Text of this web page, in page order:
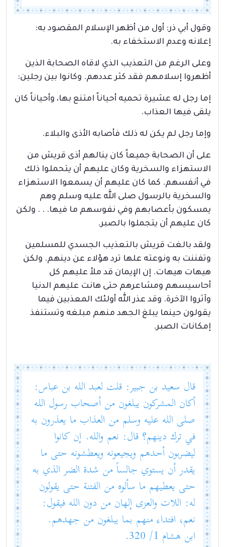
وقول أبي ذر: أول من أظهر الإسلام المقصود به:
إعلانه وعدم الاستخفاء به.
وعلى الرغم من التعذيب الذي لاقاه الصحابة الذين
أظهروا إسلامهم فقد كثر عددهم. وكانوا بين رجلين:
إما رجل له عشيرة تحميه أحياناً امتنع بها، وأحياناً كان
يلقى فيها العذاب.
وإما رجل لم يكن له ذلك فأصابه الأذى والبلاء.
على أن الصحابة جميعاً كان ينالهم أذى قريش من
الاستهزاء والسخرية وكان عليهم أن يتحملوا ذلك
في أنفسهم. كما كان عليهم أن يسمعوا الاستهزاء
والسخرية بالرسول صلى الله عليه وسلم وهم
يمسكون بأعصابهم وفي نفوسهم ما فيها. . . ولكن
كان عليهم أن يتجملوا بالصبر.
ولقد بالغت قريش بالتعذيب الجسدي للمسلمين
وتفننت به ونوعته علها ترد هؤلاء عن دينهم. ولكن
هيهات هيهات. إن الإيمان قد ملأ عليهم كل
أحاسيسهم ومشاعرهم حتى هانت عليهم الدنيا
وآثروا الآخرة. وقد عذر الله أولئك المعذبين فيما
يقولون حينما يبلغ الجهد منهم مبلغه وتستنفذ
إمكانات الصبر.
قال سعيد بن جبير: قلت لعبد الله بن عباس:
أكان المشركون يبلغون من أصحاب رسول الله
صلى الله عليه وسلم من العذاب ما يعذرون به
في ترك دينهم؟ قال: نعم والله. إن كانوا
ليضربون أحدهم ويجيعونه ويعطشونه حتى ما
يقدر أن يستوي جالساً من شدة الضر الذي به
حتى يعطيهم ما سألوه من الفتنة حتى يقولون
له: اللات والعزى إلهان من دون الله فيقول:
نعم، افتداء منهم بما يبلغون من جهدهم.
ابن هشام 1/ 320.